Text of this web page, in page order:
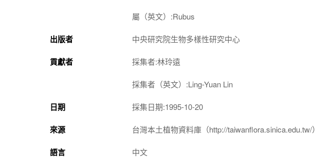
屬（英文）:Rubus
出版者 中央研究院生物多樣性研究中心
貢獻者 採集者:林玲遠
採集者（英文）:Ling-Yuan Lin
日期 採集日期:1995-10-20
來源 台灣本土植物資料庫（http://taiwanflora.sinica.edu.tw/）
語言 中文